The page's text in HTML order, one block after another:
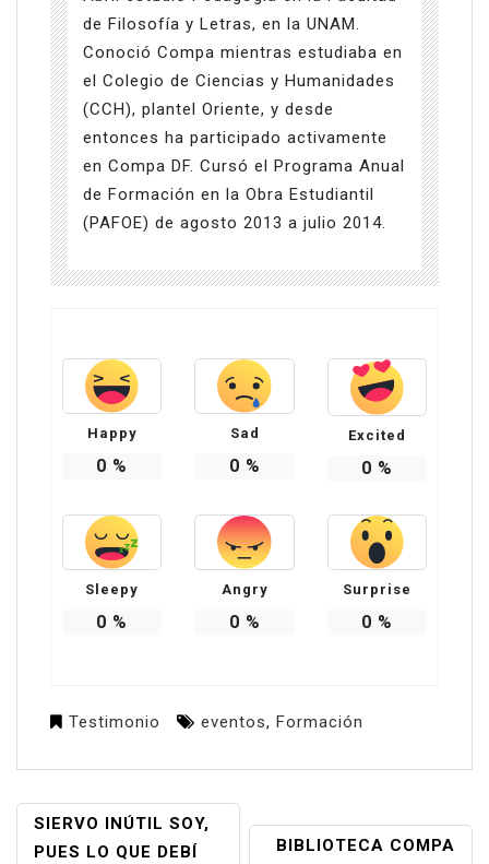
de Filosofía y Letras, en la UNAM.
Conoció Compa mientras estudiaba en
el Colegio de Ciencias y Humanidades
(CCH), plantel Oriente, y desde
entonces ha participado activamente
en Compa DF. Cursó el Programa Anual
de Formación en la Obra Estudiantil
(PAFOE) de agosto 2013 a julio 2014.
Happy
0 %
Sad
0 %
Excited
0 %
Sleepy
0 %
Angry
0 %
Surprise
0 %
Testimonio eventos, Formación
NAVEGACIÓN
DE
SIERVO INÚTIL SOY,
PUES LO QUE DEBÍ
BIBLIOTECA COMPA